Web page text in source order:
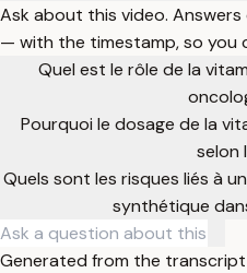
Ask about this video.
— with the timestamp, so you
Quel est le rôle de la
Pourquoi le dosage de la
selon
Quels sont les risques liés à
synthétique
Generated from the